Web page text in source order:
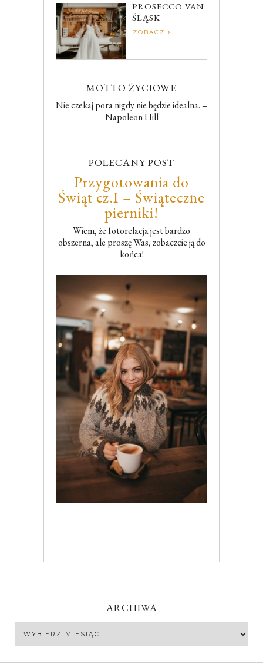
PROSECCO VAN
ŚLĄSK
ZOBACZ
MOTTO ŻYCIOWE
Nie czekaj pora nigdy nie będzie idealna. –
Napoleon Hill
POLECANY POST
Przygotowania do
Świąt cz.I – Świąteczne
pierniki!
Wiem, że fotorelacja jest bardzo
obszerna, ale proszę Was, zobaczcie ją do
końca!
ARCHIWA
Archiwa